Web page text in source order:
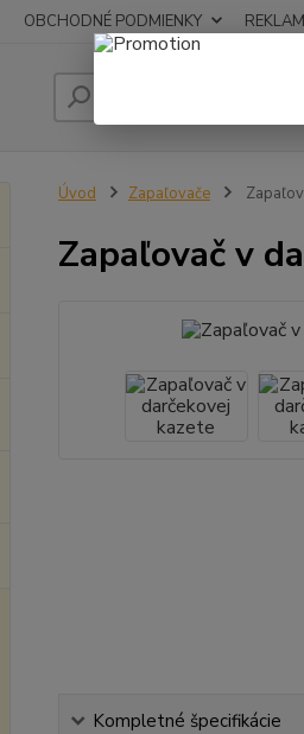
OBCHODNÉ PODMIENKY
Úvod Zapaľovače
Zapaľovač v
Kompletné špecifikácie